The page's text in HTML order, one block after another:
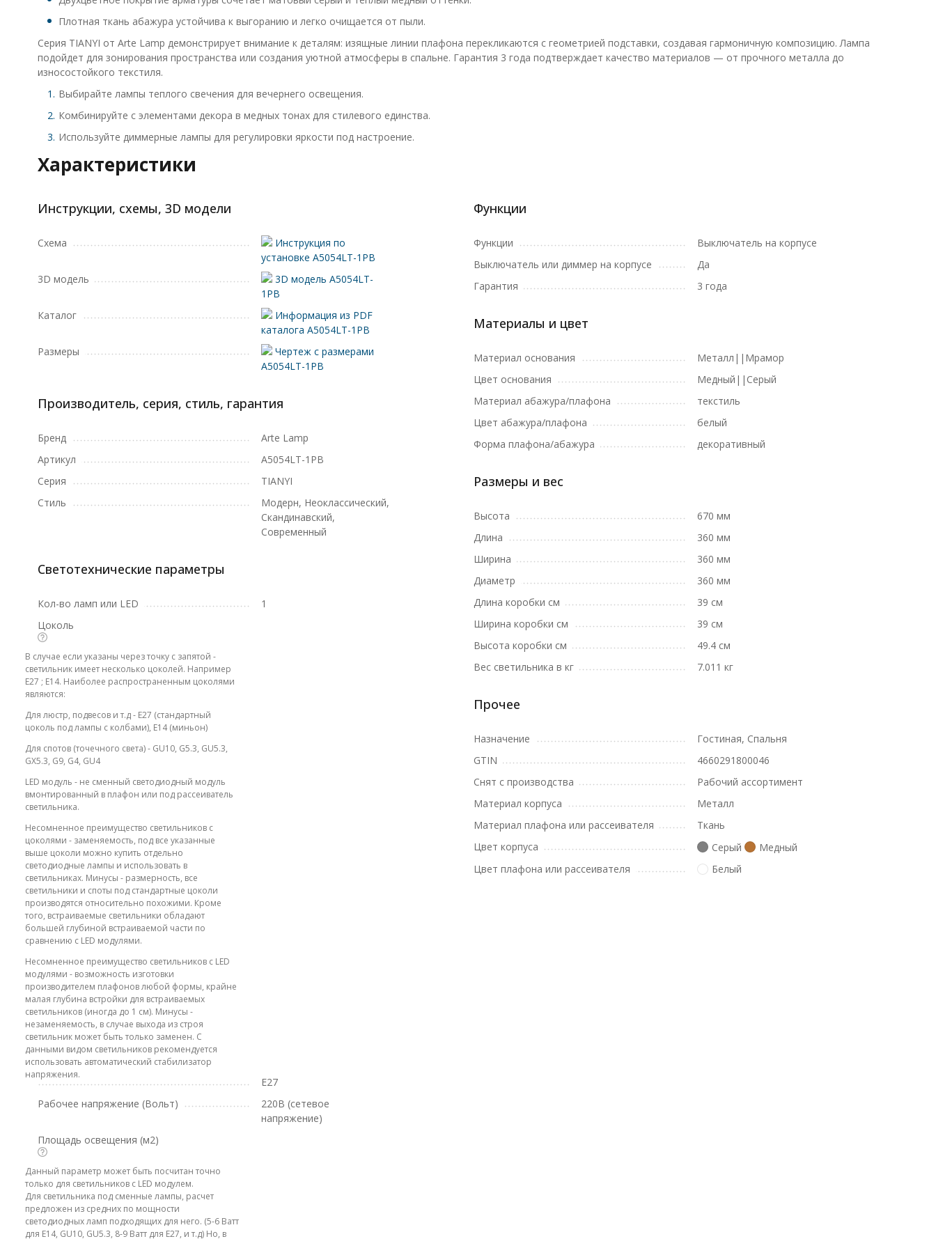
Плотная ткань абажура устойчива к выгоранию и легко очищается от пыли.
Серия TIANYI от Arte Lamp демонстрирует внимание к деталям: изящные линии плафона перекликаются с геометрией подставки, создавая гармоничную композицию. Лампа
подойдет для зонирования пространства или создания уютной атмосферы в спальне. Гарантия 3 года подтверждает качество материалов — от прочного металла до
износостойкого текстиля.
Выбирайте лампы теплого свечения для вечернего освещения.
Комбинируйте с элементами декора в медных тонах для стилевого единства.
Используйте диммерные лампы для регулировки яркости под настроение.
Характеристики
Инструкции, схемы, 3D модели
Схема
Инструкция по
установке A5054LT-1PB
3D модель
3D модель A5054LT-
1PB
Каталог
Информация из PDF
каталога A5054LT-1PB
Размеры
Чертеж с размерами
A5054LT-1PB
Производитель, серия, стиль, гарантия
Бренд
Arte Lamp
Артикул
A5054LT-1PB
Серия
TIANYI
Стиль
Модерн, Неоклассический,
Скандинавский,
Современный
Светотехнические параметры
Кол-во ламп или LED
1
Цоколь
В случае если указаны через точку с запятой -
светильник имеет несколько цоколей. Например
E27 ; E14. Наиболее распространенным цоколями
являются:
Для люстр, подвесов и т.д - E27 (стандартный
цоколь под лампы с колбами), E14 (миньон)
Для спотов (точечного света) - GU10, G5.3, GU5.3,
GX5.3, G9, G4, GU4
LED модуль - не сменный светодиодный модуль
вмонтированный в плафон или под рассеиватель
светильника.
Несомненное преимущество светильников с
цоколями - заменяемость, под все указанные
выше цоколи можно купить отдельно
светодиодные лампы и использовать в
светильниках. Минусы - размерность, все
светильники и споты под стандартные цоколи
производятся относительно похожими. Кроме
того, встраиваемые светильники обладают
большей глубиной встраиваемой части по
сравнению с LED модулями.
Несомненное преимущество светильников с LED
модулями - возможность изготовки
производителем плафонов любой формы, крайне
малая глубина встройки для встраиваемых
светильников (иногда до 1 см). Минусы -
незаменяемость, в случае выхода из строя
светильник может быть только заменен. С
данными видом светильников рекомендуется
использовать автоматический стабилизатор
напряжения.
E27
Рабочее напряжение (Вольт)
220В (сетевое
напряжение)
Площадь освещения (м2)
Данный параметр может быть посчитан точно
только для светильников с LED модулем.
Для светильника под сменные лампы, расчет
предложен из средних по мощности
светодиодных ламп подходящих для него. (5-6 Ватт
для E14, GU10, GU5.3, 8-9 Ватт для E27, и т.д) Но, в
Функции
Функции
Выключатель на корпусе
Выключатель или диммер на корпусе
Да
Гарантия
3 года
Материалы и цвет
Материал основания
Металл||Мрамор
Цвет основания
Медный||Серый
Материал абажура/плафона
текстиль
Цвет абажура/плафона
белый
Форма плафона/абажура
декоративный
Размеры и вес
Высота
670 мм
Длина
360 мм
Ширина
360 мм
Диаметр
360 мм
Длина коробки см
39 см
Ширина коробки см
39 см
Высота коробки см
49.4 см
Вес светильника в кг
7.011 кг
Прочее
Назначение
Гостиная, Спальня
GTIN
4660291800046
Снят с производства
Рабочий ассортимент
Материал корпуса
Металл
Материал плафона или рассеивателя
Ткань
Цвет корпуса
Серый
Медный
Цвет плафона или рассеивателя
Белый